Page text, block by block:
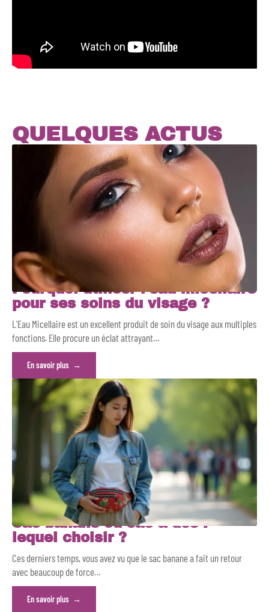
QUELQUES ACTUS
Pourquoi utiliser l’eau micellaire
pour ses soins du visage ?
L'Eau Micellaire est un excellent produit de soin du visage aux multiples
fonctions. Elle procure un éclat attrayant…
En savoir plus
Sac banane ou sac à dos :
lequel choisir ?
Ces derniers temps, vous avez vu que le sac banane a fait un retour
avec beaucoup de force…
En savoir plus